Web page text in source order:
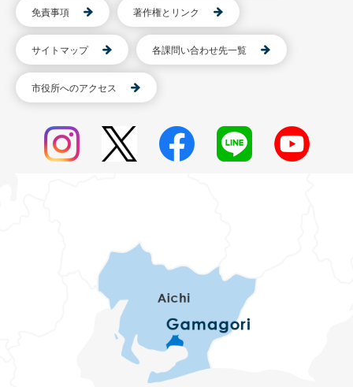
免責事項 著作権とリンク
サイトマップ 各課問い合わせ先一覧
市役所へのアクセス